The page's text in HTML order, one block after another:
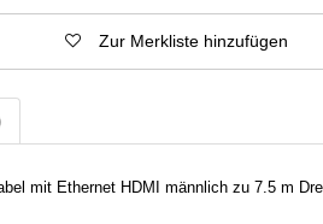
Zur Merkliste hinzufügen
mit Ethernet HDMI männlich zu 7.5 m